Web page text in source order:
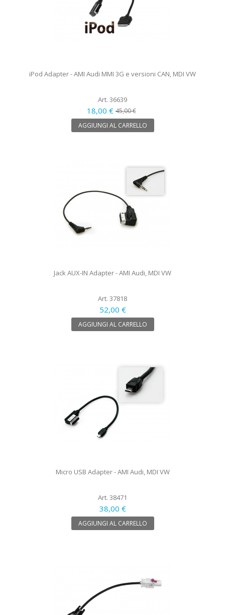
iPod Adapter - AMI Audi MMI 3G e versioni CAN, MDI VW
Art. 36639
18,00 €45,00 €
AGGIUNGI AL CARRELLO
Jack AUX-IN Adapter - AMI Audi, MDI VW
Art. 37818
52,00 €
AGGIUNGI AL CARRELLO
Micro USB Adapter - AMI Audi, MDI VW
Art. 38471
38,00 €
AGGIUNGI AL CARRELLO